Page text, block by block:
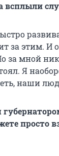
всплыли
за этим. И
за мной
Я
наши
просто